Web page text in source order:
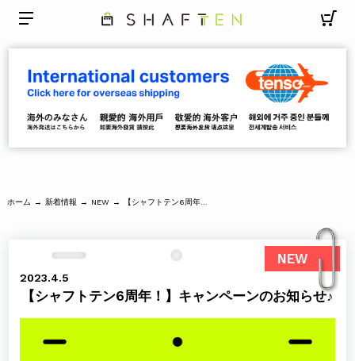
ホーム → 新着情報 → NEW → 【シャフトテン6周年！】キャンペーンのお知らせ♪
2023.4.5
【シャフトテン6周年！】キャンペーンのお知らせ♪
NEW